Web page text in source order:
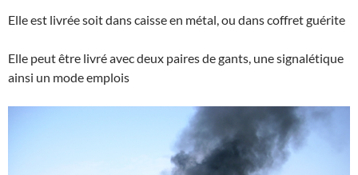
Elle est livrée soit dans caisse en métal, ou dans coffret guérite
Elle peut être livré avec deux paires de gants, une signalétique
ainsi un mode emplois